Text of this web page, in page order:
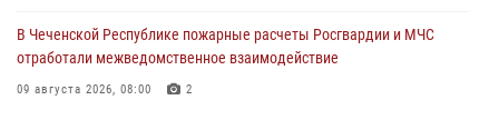
В Чеченской Республике пожарные расчеты Росгвардии и МЧС
отработали межведомственное взаимодействие
09 августа 2026, 08:00 2